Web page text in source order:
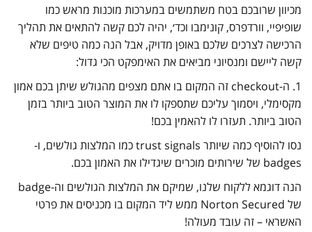
מכיוון שרובכם בטח משתמשים במערכות מוכנות מראש כמו
שופיפיי, וורדפרס, קונימבו וכד׳, יהיה לכם קשה להתאים את תהליך
הרכישה לצרכים שלכם באופן מדויק, אבל הנה כמה טיפים שלא
קשה ליישם ומנסיוני מביאים את האימפקט הכי גדול:
1. ה-checkout זה המקום בו אתם מצפים מהגולש שיתן בכם אמון
מקסימלי, ויסמוך עליכם שתספקו לו את המוצר הטוב ביותר בזמן
הטוב ביותר. תעזרו לו להאמין בכם!
נסו להוסיף כמה שיותר trust signals כמו המלצות גולשים, ו-
badges של שירותים מוכרים שיגדילו את האמון בכם.
הנה דוגמא ללקוח שלנו, שמיקם את המלצות הגולשים וה-badge
של Norton Secured ממש ליד המקום בו מכניסים את פרטי
האשראי – זה עובד מעולה!